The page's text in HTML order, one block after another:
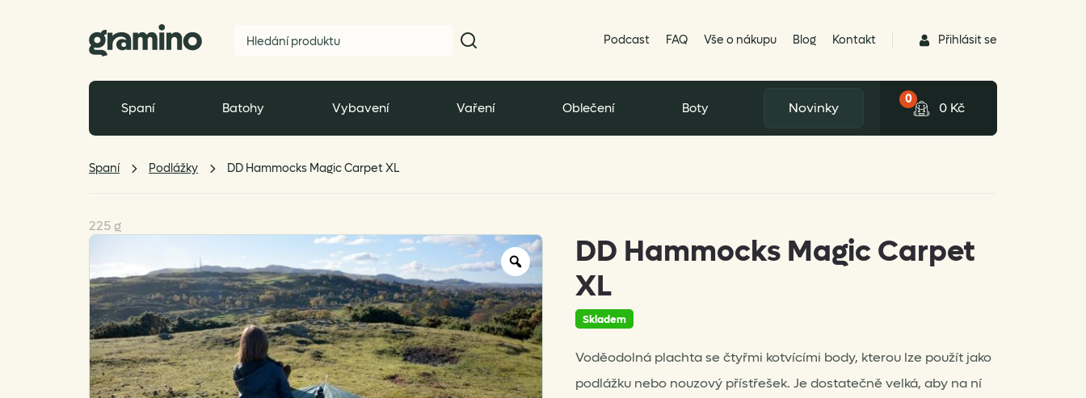
Podcast FAQ Vše o nákupu Blog Kontakt Přihlásit se
Spaní Batohy Vybavení Vaření Oblečení Boty Novinky
0
0 Kč
Spaní Podlážky DD Hammocks Magic Carpet XL
225 g
Zoom
DD Hammocks Magic Carpet
XL
Voděodolná plachta se čtyřmi kotvícími body, kterou lze použít jako
podlážku nebo nouzový přístřešek. Je dostatečně velká, aby na ní
Skladem